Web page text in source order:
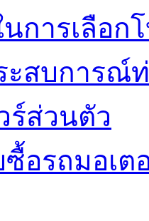
การเลือก
ะสบการณ์
ร์ส่วนตัว
ซื้อรถมอเ